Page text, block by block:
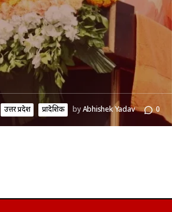
उत्तर प्रदेश प्रादेशिक byAbhishek Yadav 0